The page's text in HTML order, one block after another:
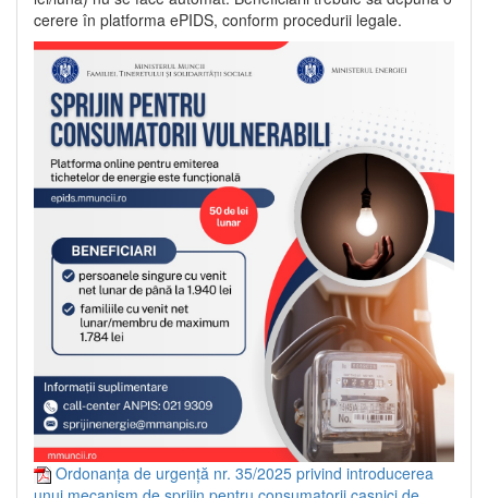
cerere în platforma ePIDS, conform procedurii legale.
Ordonanța de urgență nr. 35/2025 privind introducerea